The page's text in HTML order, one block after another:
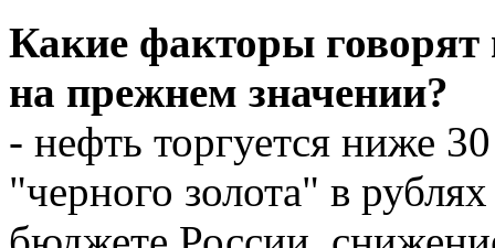
Какие факторы говорят
на прежнем значении?
- нефть торгуется ниже
"черного золота" в